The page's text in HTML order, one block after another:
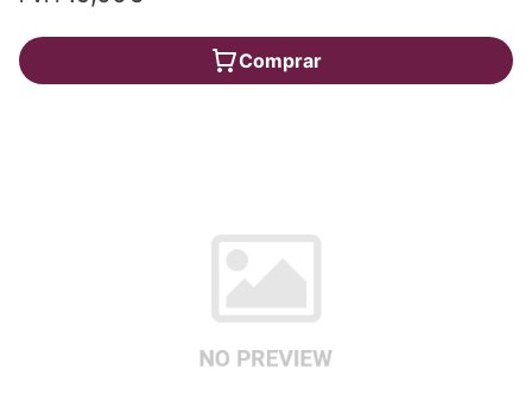
Comprar